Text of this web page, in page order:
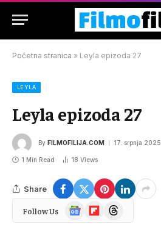
Početna stranica » Leyla epizoda 27
LEYLA
Leyla epizoda 27
By FILMOFILIJA.COM 17. srpnja 2025.
1 Min Read 18 Views
Share
Follow Us
Google
News
FlipboardThreads